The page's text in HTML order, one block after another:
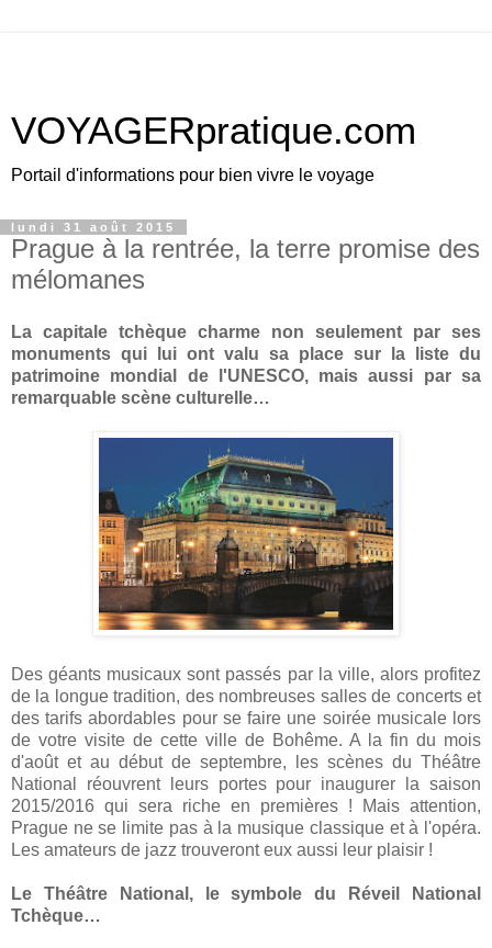
VOYAGERpratique.com
Portail d'informations pour bien vivre le voyage
lundi 31 août 2015
Prague à la rentrée, la terre promise des
mélomanes
La capitale tchèque charme non seulement par ses
monuments qui lui ont valu sa place sur la liste du
patrimoine mondial de l'UNESCO, mais aussi par sa
remarquable scène culturelle…
Des géants musicaux sont passés par la ville, alors profitez
de la longue tradition, des nombreuses salles de concerts et
des tarifs abordables pour se faire une soirée musicale lors
de votre visite de cette ville de Bohême. A la fin du mois
d'août et au début de septembre, les scènes du Théâtre
National réouvrent leurs portes pour inaugurer la saison
2015/2016 qui sera riche en premières ! Mais attention,
Prague ne se limite pas à la musique classique et à l'opéra.
Les amateurs de jazz trouveront eux aussi leur plaisir !
Le Théâtre National, le symbole du Réveil National
Tchèque…